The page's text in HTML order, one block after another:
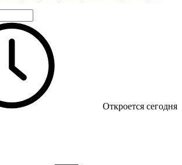
Откроется сегодня